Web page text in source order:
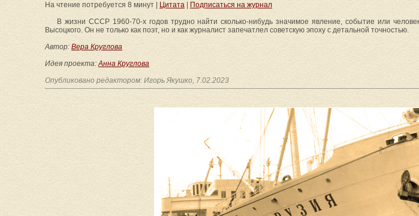
На чтение потребуется 8 минут | Цитата
Подписаться на журнал
В жизни СССР 1960-70-х годов трудно найти сколько-нибудь значимое явление, событие или
Высоцкого. Он не только как поэт, но и как журналист запечатлел советскую эпоху с детальной точностью.
Автор: Вера Круглова
Идея проекта:Анна Круглова
Опубликовано редактором: Игорь Якушко, 7.02.2023